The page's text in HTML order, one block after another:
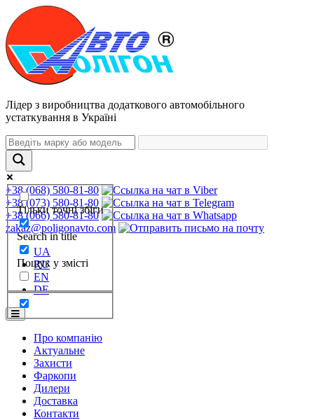
Лідер з виробництва додаткового автомобільного
устаткування в Україні
Тільки точні збіги
Search in title
Пошук у змісті
+38 (068) 580-81-80
+38 (073) 580-81-80
+38 (066) 580-81-80
zakaz@poligonavto.com
UA
RU
EN
DE
Про компанію
Актуальне
Захисти
Фаркопи
Дилери
Доставка
Контакти